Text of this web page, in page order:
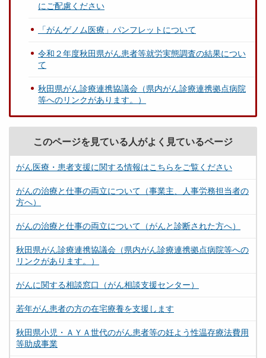
にご配慮ください
「がんゲノム医療」パンフレットについて
令和２年度秋田県がん患者等就労実態調査の結果につい
て
秋田県がん診療連携協議会（県内がん診療連携拠点病院
等へのリンクがあります。）
このページを見ている人がよく見ているページ
がん医療・患者支援に関する情報はこちらをご覧ください
がんの治療と仕事の両立について（事業主、人事労務担当者の
方へ）
がんの治療と仕事の両立について（がんと診断された方へ）
秋田県がん診療連携協議会（県内がん診療連携拠点病院等への
リンクがあります。）
がんに関する相談窓口（がん相談支援センター）
若年がん患者の方の在宅療養を支援します
秋田県小児・ＡＹＡ世代のがん患者等の妊よう性温存療法費用
等助成事業